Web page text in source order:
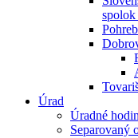
spolok
Úrad
Úradné
Separovaný